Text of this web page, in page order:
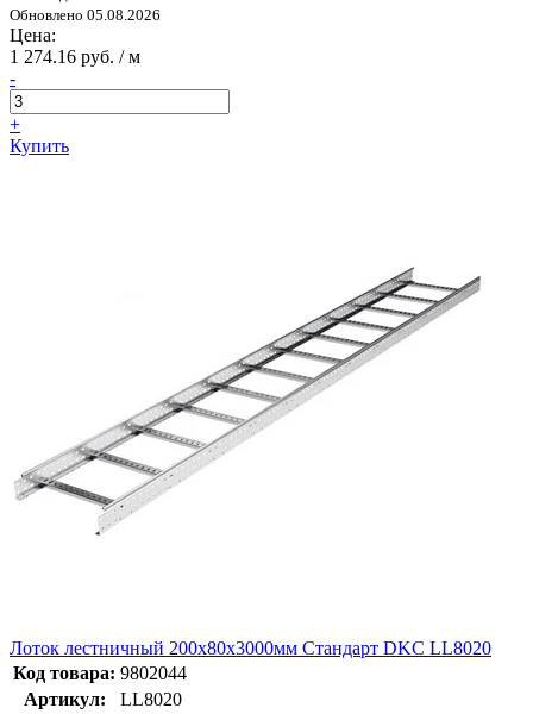
Обновлено 05.08.2026
Цена:
1 274.16 руб. / м
-
+
Купить
Лоток лестничный 200х80х3000мм Стандарт DKC LL8020
Код товара: 9802044
Артикул:
LL8020